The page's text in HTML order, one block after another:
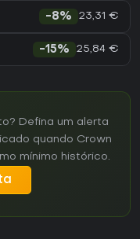
-8% 23,31 €
-15% 25,84 €
Defina um alerta
quando Crown
mínimo histórico.